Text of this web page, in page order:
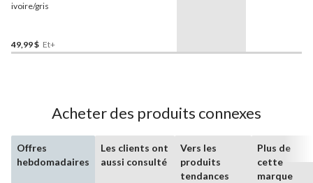
ivoire/gris
49,99 $ Et+
Acheter des produits connexes
Offres
hebdomadaires
Les clients ont
aussi consulté
Vers les
produits
tendances
Plus de
cette
marque